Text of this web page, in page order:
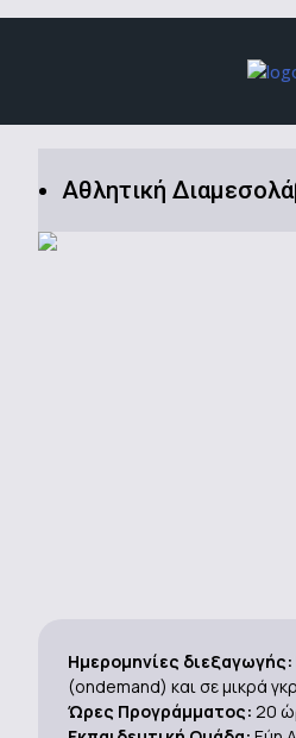
Αθλητική
Ημερομηνίες διεξαγωγής:
(ondemand) και σε μικρά
Ώρες Προγράμματος: 20